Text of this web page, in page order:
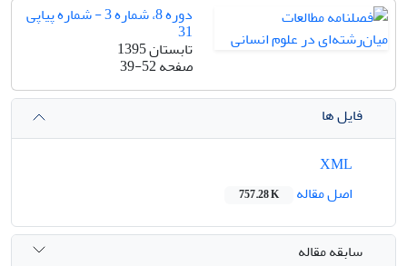
دوره 8، شماره 3 - شماره پیاپی
31
تابستان 1395
صفحه39-52
فایل ها
اصل مقاله
757.28 K
سابقه مقاله